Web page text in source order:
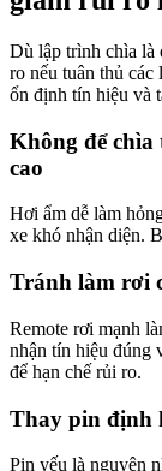
Dù lập trình chìa là
ro nếu tuân thủ
ổn định tín hiệu và
Không để
cao
Hơi ẩm dễ làm
xe khó nhận diện.
Tránh làm rơi
Remote rơi mạnh
nhận tín hiệu đúng
để hạn chế rủi ro.
Thay pin định
Pin yếu là nguyên